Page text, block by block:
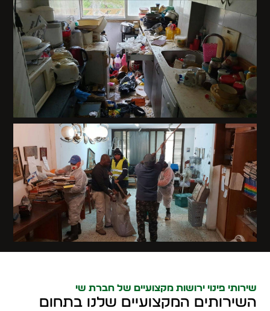
שירותי פינוי ירושות מקצועיים של חברת שי
השירותים המקצועיים שלנו בתחום